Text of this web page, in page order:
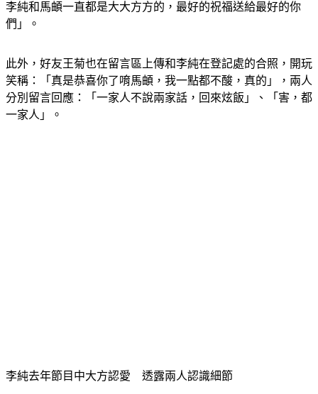
們」。
笑稱：「真是恭喜你了唷馬頔，我一點都不酸，真的」，兩人
分別留言回應：「一家人不說兩家話，回來炫飯」、「害，都
一家人」。